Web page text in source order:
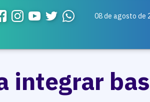
08 de agosto de
integrar